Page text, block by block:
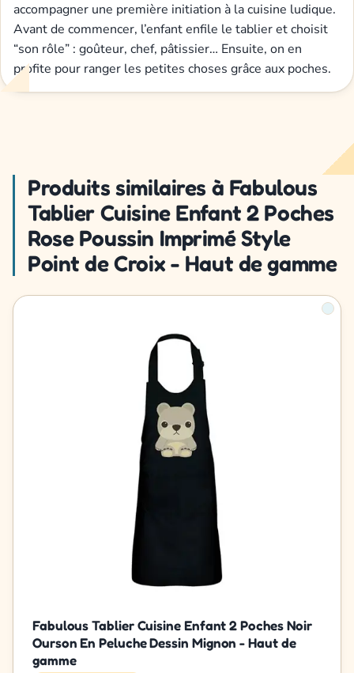
accompagner une première initiation à la cuisine ludique.
Avant de commencer, l’enfant enfile le tablier et choisit
“son rôle” : goûteur, chef, pâtissier… Ensuite, on en
profite pour ranger les petites choses grâce aux poches.
Produits similaires à Fabulous
Tablier Cuisine Enfant 2 Poches
Rose Poussin Imprimé Style
Point de Croix - Haut de gamme
Fabulous Tablier Cuisine Enfant 2 Poches Noir
Ourson En Peluche Dessin Mignon - Haut de
gamme